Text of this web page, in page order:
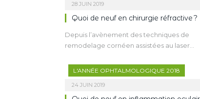
28 JUIN 2019
Quoi de neuf en chirurgie réfractive ?
Depuis l’avènement des techniques de
remodelage cornéen assistées au laser…
L'ANNÉE OPHTALMOLOGIQUE 2018
24 JUIN 2019